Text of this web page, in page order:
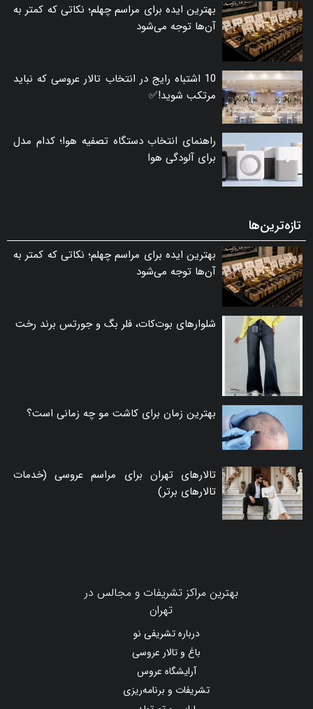
بهترین ایده برای مراسم چهلم؛ نکاتی که کمتر به
آن‌ها توجه می‌شود
10 اشتباه رایج در انتخاب تالار عروسی که نباید
مرتکب شوید!✅
راهنمای انتخاب دستگاه تصفیه هوا؛ کدام مدل
برای آلودگی هوا
تازه‌ترین‌ها
بهترین ایده برای مراسم چهلم؛ نکاتی که کمتر به
آن‌ها توجه می‌شود
شلوارهای بوت‌کات، فلر بگ و جورتس برند رخت
بهترین زمان برای کاشت مو چه زمانی است؟
تالارهای تهران برای مراسم عروسی (خدمات
تالارهای برتر)
بهترین مراکز تشریفات و مجالس در
تهران
درباره تشریفی نو
باغ و تالار عروسی
آرایشگاه عروس
تشریفات و برنامه‌ریزی